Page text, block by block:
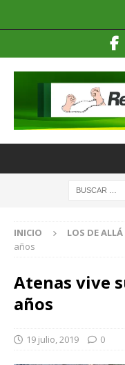
INICIO LOS DE ALLÁ
años
Atenas vive
años
19 julio, 2019 0